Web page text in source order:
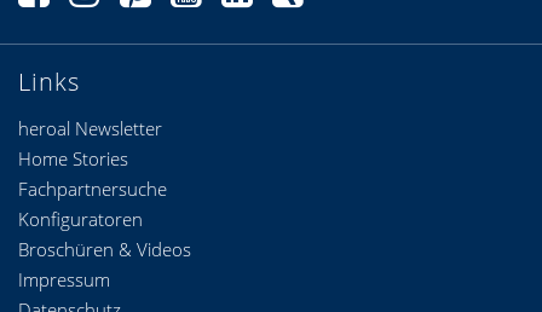
Links
heroal Newsletter
Home Stories
Fachpartnersuche
Konfiguratoren
Broschüren & Videos
Impressum